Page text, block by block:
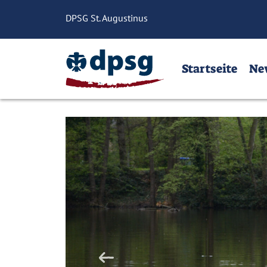
DPSG St. Augustinus
Startseite
Startseite